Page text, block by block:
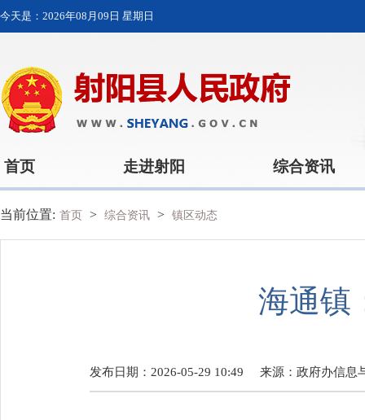
今天是： 2026年08月09日 星期日
首页 走进射阳 综合资讯
当前位置: 首页 > 综合资讯 > 镇区动态
海通镇
发布日期：2026-05-29 10:49 来源： 政府办信息